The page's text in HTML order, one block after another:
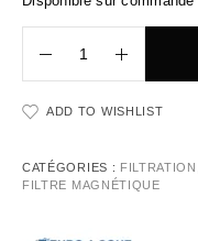
ADD TO WISHLIST
CATÉGORIES : FILTRATION
FILTRE MAGNÉTIQUE